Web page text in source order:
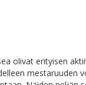
olivat erityisen
mestaruuden